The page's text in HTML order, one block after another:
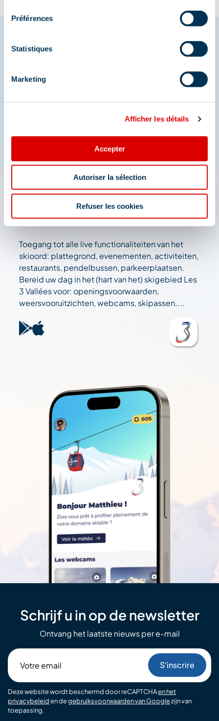
Préférences
Statistiques
Marketing
Afficher les détails
Accepter
Autoriser la sélection
Refuser les cookies
Méribel
En we zijn ook te vinden op de sociale media
De app 3 Vallées: uw reis
wizard
Toegang tot alle live functionaliteiten van het
skioord: plattegrond, evenementen, activiteiten,
restaurants, pendelbussen, parkeerplaatsen.
Bereid uw dag in het (hart van het) skigebied Les
3 Vallées voor: openingsvoorwaarden,
weersvooruitzichten, webcams, skipassen....
Schrijf u in op de newsletter
Ontvang het laatste nieuws per e-mail
email
Deze website wordt beschermd door reCAPTCHAen het
privacybeleiden degebruiksvoorwaarden van Googlezijn van
toepassing.